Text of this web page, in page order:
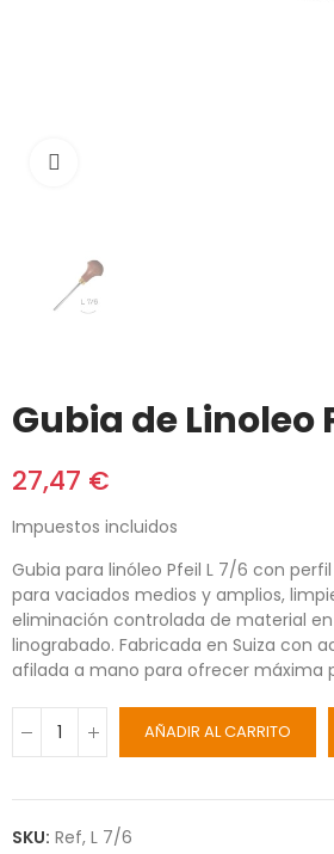
Gubia de Linoleo
27,47 €
Impuestos incluidos
Gubia para linóleo Pfeil L 7/6 con
para vaciados medios y amplios,
eliminación controlada de material
linograbado. Fabricada en Suiza con
afilada a mano para ofrecer máxima
AÑADIR AL CARRITO
SKU: Ref, L 7/6